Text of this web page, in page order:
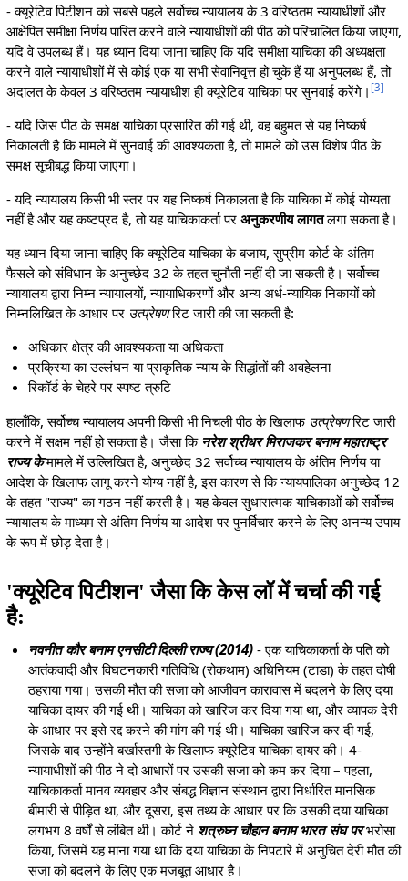
- क्यूरेटिव पिटीशन को सबसे पहले सर्वोच्च न्यायालय के 3 वरिष्ठतम न्यायाधीशों और
आक्षेपित समीक्षा निर्णय पारित करने वाले न्यायाधीशों की पीठ को परिचालित किया जाएगा,
यदि वे उपलब्ध हैं। यह ध्यान दिया जाना चाहिए कि यदि समीक्षा याचिका की अध्यक्षता
करने वाले न्यायाधीशों में से कोई एक या सभी सेवानिवृत्त हो चुके हैं या अनुपलब्ध हैं, तो
अदालत के केवल 3 वरिष्ठतम न्यायाधीश ही क्यूरेटिव याचिका पर सुनवाई करेंगे। [3]
- यदि जिस पीठ के समक्ष याचिका प्रसारित की गई थी, वह बहुमत से यह निष्कर्ष
निकालती है कि मामले में सुनवाई की आवश्यकता है, तो मामले को उस विशेष पीठ के
समक्ष सूचीबद्ध किया जाएगा।
- यदि न्यायालय किसी भी स्तर पर यह निष्कर्ष निकालता है कि याचिका में कोई योग्यता
नहीं है और यह कष्टप्रद है, तो यह याचिकाकर्ता पर अनुकरणीय लागतलगा सकता है।
यह ध्यान दिया जाना चाहिए कि क्यूरेटिव याचिका के बजाय, सुप्रीम कोर्ट के अंतिम
फैसले को संविधान के अनुच्छेद 32 के तहत चुनौती नहीं दी जा सकती है। सर्वोच्च
न्यायालय द्वारा निम्न न्यायालयों, न्यायाधिकरणों और अन्य अर्ध-न्यायिक निकायों को
निम्नलिखित के आधार पर उत्प्रेषणरिट जारी की जा सकती है:
अधिकार क्षेत्र की आवश्यकता या अधिकता
प्रक्रिया का उल्लंघन या प्राकृतिक न्याय के सिद्धांतों की अवहेलना
रिकॉर्ड के चेहरे पर स्पष्ट त्रुटि
हालाँकि, सर्वोच्च न्यायालय अपनी किसी भी निचली पीठ के खिलाफ उत्प्रेषणरिट जारी
करने में सक्षम नहीं हो सकता है। जैसा कि नरेश श्रीधर मिराजकर बनाम महाराष्ट्र
राज्य केमामले में उल्लिखित है, अनुच्छेद 32 सर्वोच्च न्यायालय के अंतिम निर्णय या
आदेश के खिलाफ लागू करने योग्य नहीं है, इस कारण से कि न्यायपालिका अनुच्छेद 12
के तहत "राज्य" का गठन नहीं करती है। यह केवल सुधारात्मक याचिकाओं को सर्वोच्च
न्यायालय के माध्यम से अंतिम निर्णय या आदेश पर पुनर्विचार करने के लिए अनन्य उपाय
के रूप में छोड़ देता है।
'क्यूरेटिव पिटीशन' जैसा कि केस लॉ में चर्चा की गई
है:
नवनीत कौर बनाम एनसीटी दिल्ली राज्य (2014) - एक याचिकाकर्ता के पति को
आतंकवादी और विघटनकारी गतिविधि (रोकथाम) अधिनियम (टाडा) के तहत दोषी
ठहराया गया। उसकी मौत की सजा को आजीवन कारावास में बदलने के लिए दया
याचिका दायर की गई थी। याचिका को खारिज कर दिया गया था, और व्यापक देरी
के आधार पर इसे रद्द करने की मांग की गई थी। याचिका खारिज कर दी गई,
जिसके बाद उन्होंने बर्खास्तगी के खिलाफ क्यूरेटिव याचिका दायर की। 4-
न्यायाधीशों की पीठ ने दो आधारों पर उसकी सजा को कम कर दिया – पहला,
याचिकाकर्ता मानव व्यवहार और संबद्ध विज्ञान संस्थान द्वारा निर्धारित मानसिक
बीमारी से पीड़ित था, और दूसरा, इस तथ्य के आधार पर कि उसकी दया याचिका
लगभग 8 वर्षों से लंबित थी। कोर्ट ने शत्रुघ्न चौहान बनाम भारत संघ परभरोसा
किया, जिसमें यह माना गया था कि दया याचिका के निपटारे में अनुचित देरी मौत की
सजा को बदलने के लिए एक मजबूत आधार है।